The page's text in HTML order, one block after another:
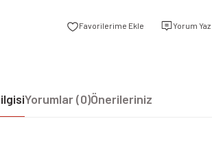
Yorum Yaz
Yorumlar (0)Önerileriniz